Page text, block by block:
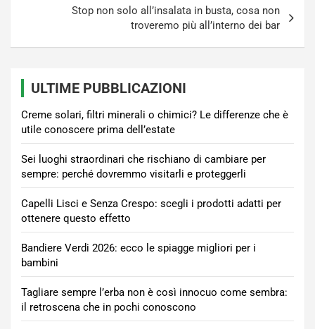
Stop non solo all’insalata in busta, cosa non
troveremo più all’interno dei bar
ULTIME PUBBLICAZIONI
Creme solari, filtri minerali o chimici? Le differenze che è
utile conoscere prima dell’estate
Sei luoghi straordinari che rischiano di cambiare per
sempre: perché dovremmo visitarli e proteggerli
Capelli Lisci e Senza Crespo: scegli i prodotti adatti per
ottenere questo effetto
Bandiere Verdi 2026: ecco le spiagge migliori per i
bambini
Tagliare sempre l’erba non è così innocuo come sembra:
il retroscena che in pochi conoscono